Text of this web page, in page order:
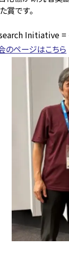
です。
Initiative =
のページはこちら